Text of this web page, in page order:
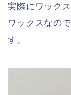
実際にワック
ワックスなの
す。